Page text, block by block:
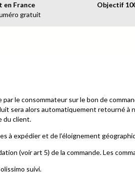
en France
gratuit
Objectif
le consommateur sur le bon de
sera alors automatiquement retourné
du client.
à expédier et de l’éloignement
(voir art 5) de la commande. Les
suivi.